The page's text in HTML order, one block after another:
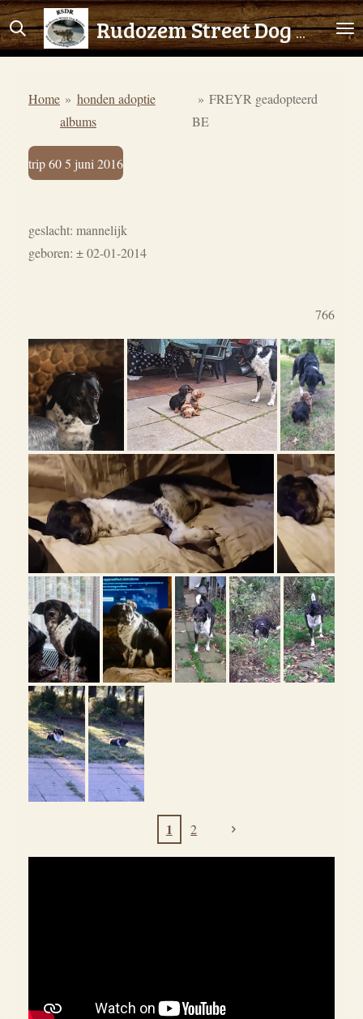
Ga
direct
hoofdinhoud
Rudozem Street Dog Rescue
Home » honden adoptie
albums
» FREYR geadopteerd
BE
trip 60 5 juni 2016
geslacht: mannelijk
geboren: ± 02-01-2014
766
1 2